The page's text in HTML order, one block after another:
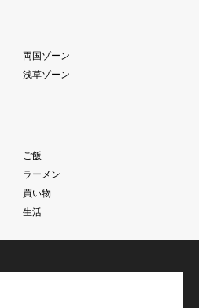
両国ゾーン
浅草ゾーン
ご飯
ラーメン
買い物
生活